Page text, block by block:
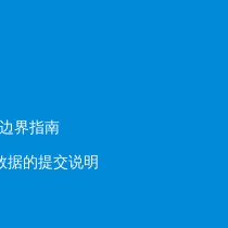
界指南
据的提交说明